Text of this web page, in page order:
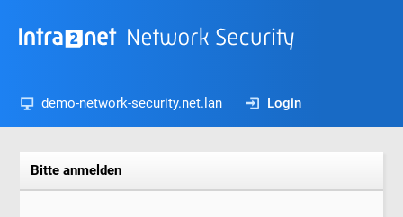
demo-network-security.net.lan Login
Bitte anmelden